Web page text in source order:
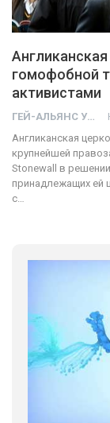
гомофобной
активистами
ГЕЙ-АЛЬЯНС УКРАИНА
Англиканская
крупнейшей
Stonewall в
принадлежащих ей
с…